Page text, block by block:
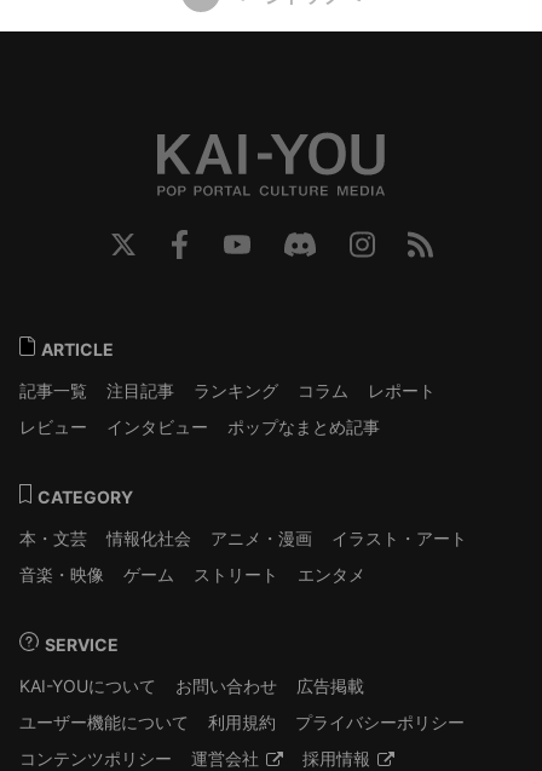
ARTICLE
記事一覧
注目記事 ランキング コラム
レポート
レビュー
インタビュー ポップなまとめ記事
CATEGORY
本・文芸
情報化社会 アニメ・漫画
イラスト・アート
音楽・映像
ゲーム ストリート エンタメ
SERVICE
KAI-YOUについて
お問い合わせ
広告掲載
ユーザー機能について
利用規約
プライバシーポリシー
コンテンツポリシー
運営会社 採用情報